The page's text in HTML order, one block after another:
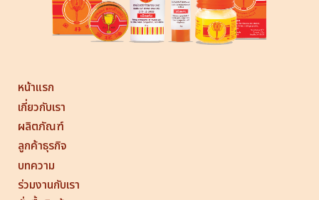
หน้าแรก
เกี่ยวกับเรา
ผลิตภัณฑ์
ลูกค้าธุรกิจ
บทความ
ร่วมงานกับเรา